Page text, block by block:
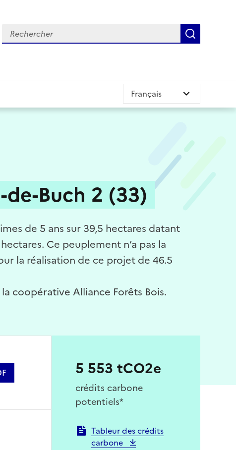
Rechercher
de-Buch 2 (33)
de 5 ans sur 39,5 hectares datant
Ce peuplement n’a pas la
la réalisation de ce projet de 46.5
coopérative Alliance Forêts Bois.
5 553 tCO2e
crédits carbone
potentiels*
Tableur des crédits
carbone